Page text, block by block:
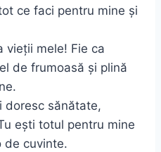
ce faci pentru mine și
vieții mele! Fie ca
de frumoasă și plină
doresc sănătate,
ești totul pentru mine
de cuvinte.